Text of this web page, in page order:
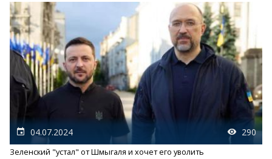
04.07.2024 290
Зеленский "устал" от Шмыгаля и хочет его уволить